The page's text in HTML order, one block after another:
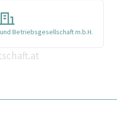
Betriebsgesellschaft m.b.H.